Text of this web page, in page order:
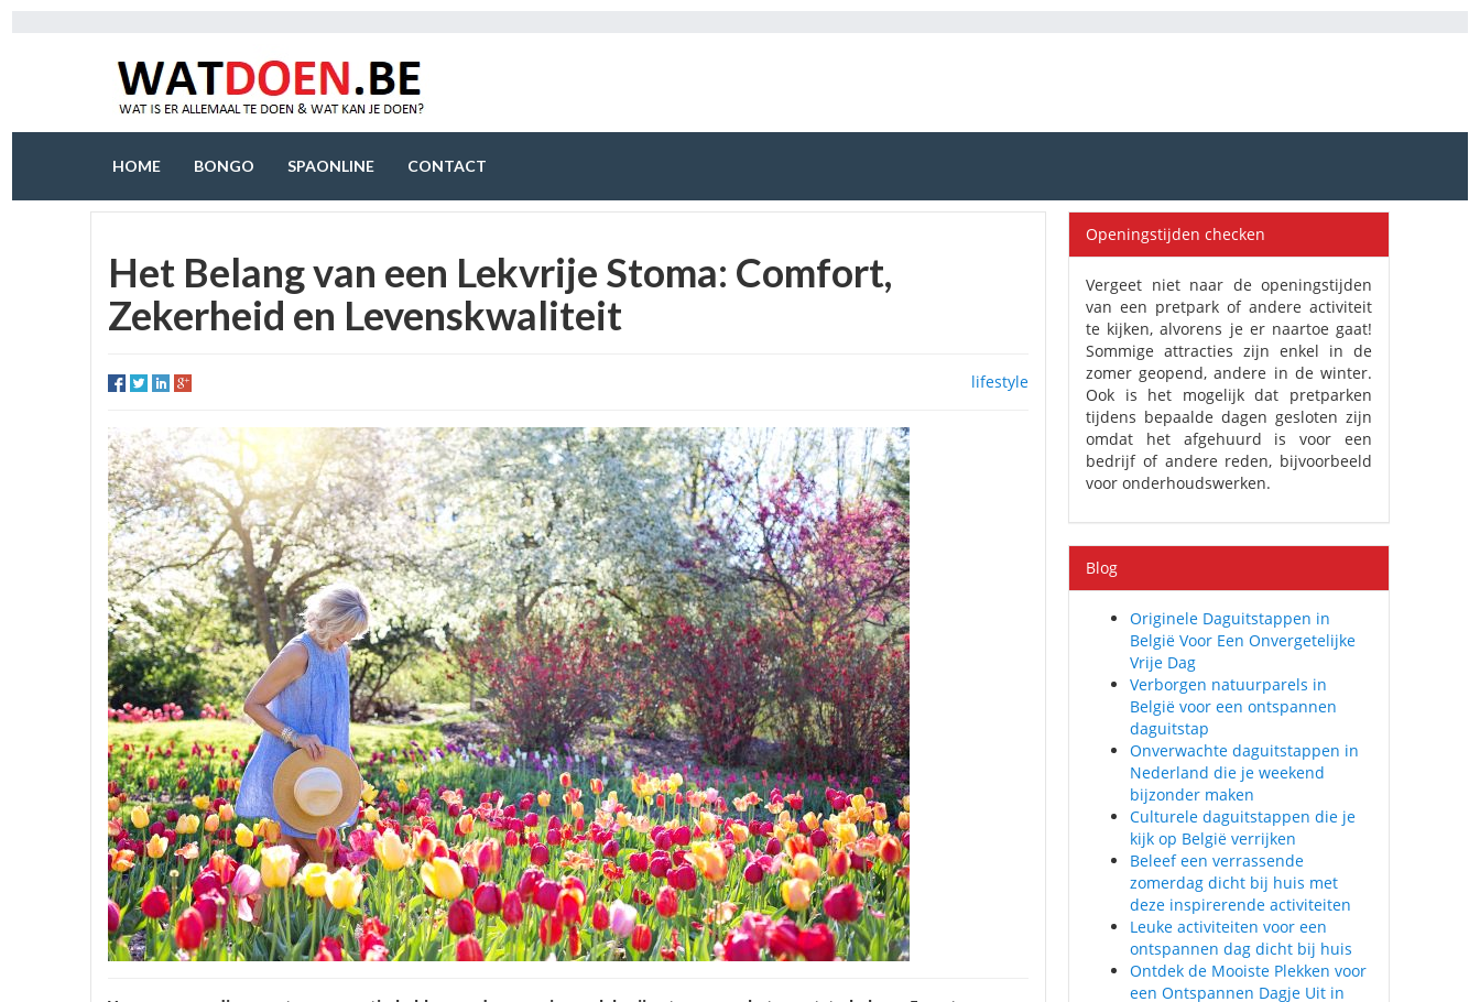
HOME BONGO SPAONLINE CONTACT
Het Belang van een Lekvrije Stoma: Comfort,
Zekerheid en Levenskwaliteit
lifestyle
Openingstijden checken
Vergeet niet naar de openingstijden
van een pretpark of andere activiteit
te kijken, alvorens je er naartoe gaat!
Sommige attracties zijn enkel in de
zomer geopend, andere in de winter.
Ook is het mogelijk dat pretparken
tijdens bepaalde dagen gesloten zijn
omdat het afgehuurd is voor een
bedrijf of andere reden, bijvoorbeeld
voor onderhoudswerken.
Blog
Originele Daguitstappen in
België Voor Een Onvergetelijke
Vrije Dag
Verborgen natuurparels in
België voor een ontspannen
daguitstap
Onverwachte daguitstappen in
Nederland die je weekend
bijzonder maken
Culturele daguitstappen die je
kijk op België verrijken
Beleef een verrassende
zomerdag dicht bij huis met
deze inspirerende activiteiten
Leuke activiteiten voor een
ontspannen dag dicht bij huis
Ontdek de Mooiste Plekken voor
een Ontspannen Dagje Uit in